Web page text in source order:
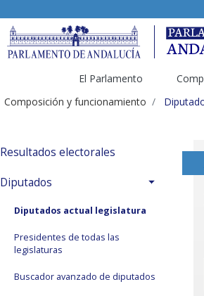
El Parlamento
Composición y funcionamiento
Resultados electorales
Diputados
Diputados actual legislatura
Presidentes de todas las
legislaturas
Buscador avanzado de diputados